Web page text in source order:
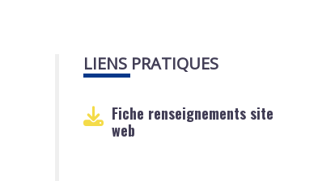
LIENS PRATIQUES
Fiche renseignements site
web